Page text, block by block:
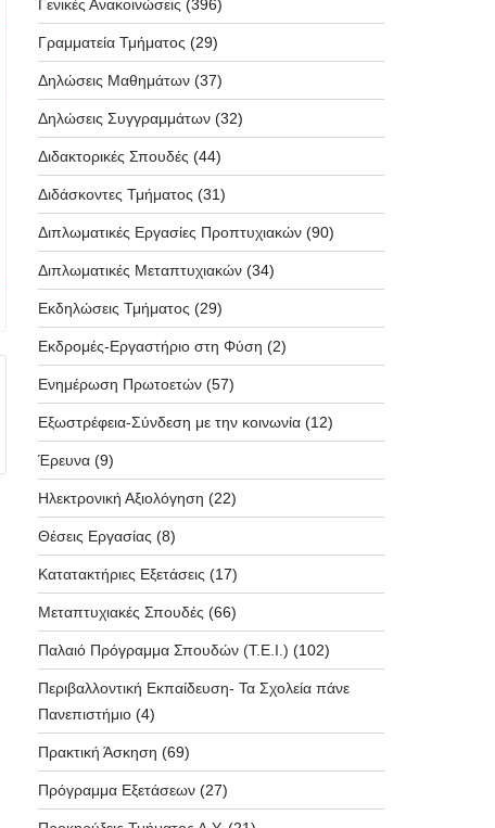
Γενικές Ανακοινώσεις (396)
Γραμματεία Τμήματος (29)
Δηλώσεις Μαθημάτων(37)
Δηλώσεις Συγγραμμάτων(32)
Διδακτορικές Σπουδές (44)
Διδάσκοντες Τμήματος (31)
Διπλωματικές Εργασίες Προπτυχιακών(90)
Διπλωματικές Μεταπτυχιακών(34)
Εκδηλώσεις Τμήματος (29)
Εκδρομές-Εργαστήριο στη Φύση (2)
Ενημέρωση Πρωτοετών(57)
Εξωστρέφεια-Σύνδεση με την κοινωνία(12)
Έρευνα(9)
Ηλεκτρονική Αξιολόγηση (22)
Θέσεις Εργασίας (8)
Κατατακτήριες Εξετάσεις (17)
Μεταπτυχιακές Σπουδές (66)
Παλαιό Πρόγραμμα Σπουδών (T.E.I.) (102)
Περιβαλλοντική Εκπαίδευση- Τα Σχολεία πάνε
Πανεπιστήμιο(4)
Πρακτική Άσκηση (69)
Πρόγραμμα Εξετάσεων(27)